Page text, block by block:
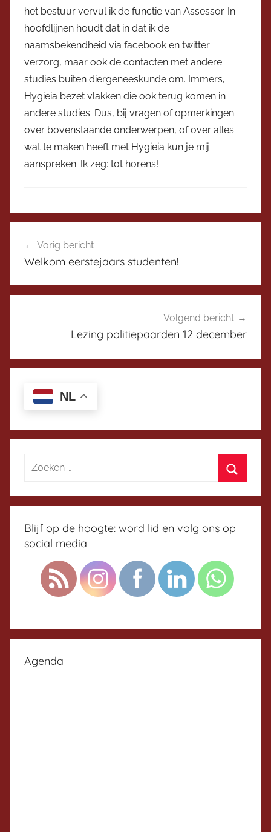
het bestuur vervul ik de functie van Assessor. In
hoofdlijnen houdt dat in dat ik de
naamsbekendheid via facebook en twitter
verzorg, maar ook de contacten met andere
studies buiten diergeneeskunde om. Immers,
Hygieia bezet vlakken die ook terug komen in
andere studies. Dus, bij vragen of opmerkingen
over bovenstaande onderwerpen, of over alles
wat te maken heeft met Hygieia kun je mij
aanspreken. Ik zeg: tot horens!
N
u
w
navigatie
Vorig bericht
Welkom eerstejaars studenten!
Volgend bericht
Lezing politiepaarden 12 december
NL
Blijf op de hoogte: word lid en volg ons op
social media
Agenda